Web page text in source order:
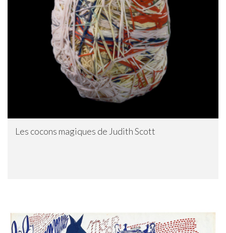
Les cocons magiques de Judith Scott